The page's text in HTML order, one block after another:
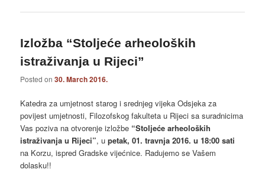
Izložba “Stoljeće arheoloških
istraživanja u Rijeci”
Posted on30. March 2016.
Katedra za umjetnost starog i srednjeg vijeka Odsjeka za
povijest umjetnosti, Filozofskog fakulteta u Rijeci sa suradnicima
Vas poziva na otvorenje izložbe “Stoljeće arheoloških
istraživanja u Rijeci”, upetak, 01. travnja 2016. u 18:00 sati
na Korzu, ispred Gradske vijećnice. Radujemo se Vašem
dolasku!!